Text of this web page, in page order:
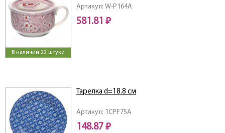
В наличии 22 штуки
Артикул: W-P164A
581.81 ₽
Артикул: 1CPF75A
Тарелка d=18.8 см
148.87 ₽